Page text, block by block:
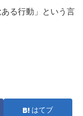
る行動」という言
はてブ